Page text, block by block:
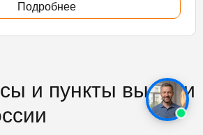
Подробнее
и пункты выдачи